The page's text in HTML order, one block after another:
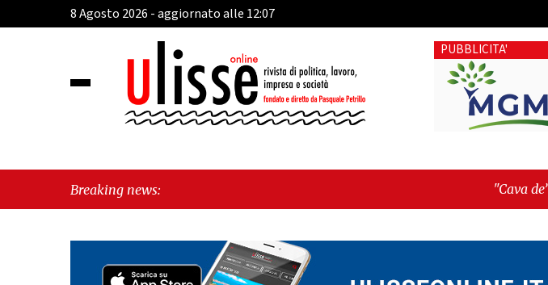
8 Agosto 2026 - aggiornato alle 12:07
PUBBLICITA'
Breaking news: "Cava de’ Tirreni, la Villa
Fratellanza sull'ultima seduta